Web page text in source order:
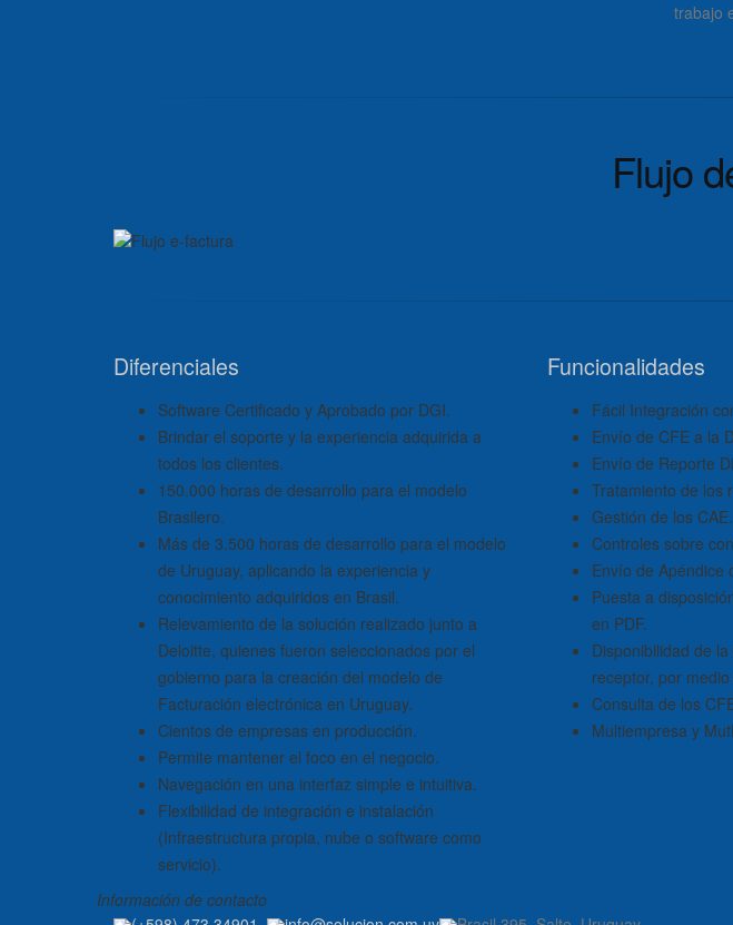
trabajo
Flujo
Diferenciales
Software Certificado y Aprobado por DGI.
Brindar el soporte y la experiencia adquirida a
todos los clientes.
150.000 horas de desarrollo para el modelo
Brasilero.
Más de 3.500 horas de desarrollo para el modelo
de Uruguay, aplicando la experiencia y
conocimiento adquiridos en Brasil.
Relevamiento de la solución realizado junto a
Deloitte, quienes fueron seleccionados por el
gobierno para la creación del modelo de
Facturación electrónica en Uruguay.
Cientos de empresas en producción.
Permite mantener el foco en el negocio.
Navegación en una interfaz simple e intuitiva.
Flexibilidad de integración e instalación
(Infraestructura propia, nube o software como
servicio).
Funcionalidades
Fácil Integración
Envío de CFE a la
Envío de Reporte
Tratamiento de los
Gestión de los CAE.
Controles sobre
Envío de Apéndice
Puesta a
en PDF.
Disponibilidad de
receptor, por
Consulta de los
Multiempresa y
Información de contacto